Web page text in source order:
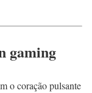
gaming
o coração pulsante